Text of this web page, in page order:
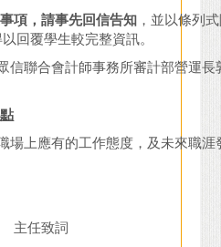
項，請事先回信告知 ，並以條列
回覆學生較完整資訊。
信聯合會計師事務所審計部營運長
場上應有的工作態度，及未來職涯
主任致詞